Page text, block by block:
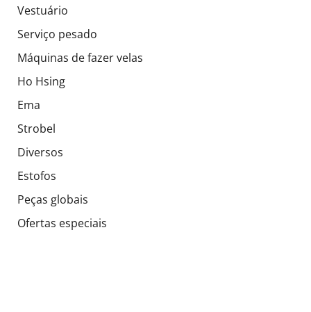
Vestuário
Serviço pesado
Máquinas de fazer velas
Ho Hsing
Ema
Strobel
Diversos
Estofos
Peças globais
Ofertas especiais